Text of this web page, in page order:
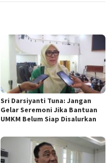
Sri Darsiyanti Tuna: Jangan
Gelar Seremoni Jika Bantuan
UMKM Belum Siap Disalurkan